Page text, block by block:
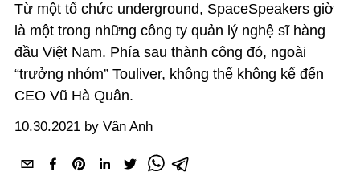
Từ một tổ chức underground, SpaceSpeakers giờ
là một trong những công ty quản lý nghệ sĩ hàng
đầu Việt Nam. Phía sau thành công đó, ngoài
“trưởng nhóm” Touliver, không thể không kể đến
CEO Vũ Hà Quân.
10.30.2021 by Vân Anh